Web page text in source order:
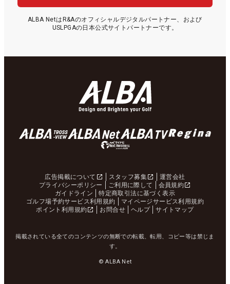
ALBA NetはR&Aのオフィシャルデジタルパートナー、および
USLPGAの日本公式サイトパートナーです。
広告掲載について スタッフ募集
運営会社
プライバシーポリシー
ご利用に際して
会員規約
ガイドライン
特定商取引法に基づく表示
ゴルフ場予約サービス利用規約
マイページサービス利用規約
ポイント利用規約
お問合せ ヘルプ サイトマップ
掲載されている全てのコンテンツの無断での転載、転用、コピー等は禁じま
す。
© ALBA Net